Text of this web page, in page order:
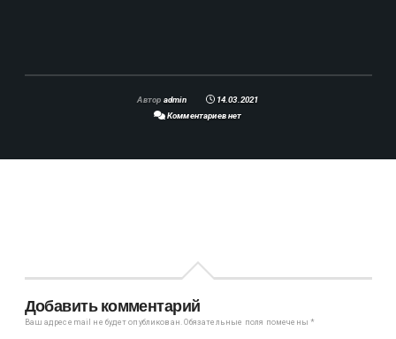
Автор admin
14.03.2021
Комментариев нет
Добавить комментарий
Ваш адрес email не будет опубликован. Обязательные поля помечены*